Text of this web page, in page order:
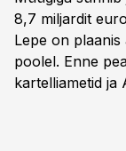
8,7 miljardit
Lepe on plaanis
poolel. Enne
kartelliametid ja